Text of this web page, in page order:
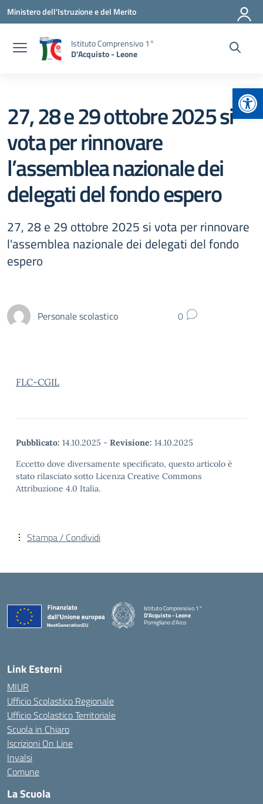
Vai ai contenuti
Vai al menu di navigazione
Vai al footer
Ministero dell'Istruzione e del Merito
Istituto Comprensivo 1°
D'Acquisto - Leone
27, 28 e 29 ottobre 2025 si
vota per rinnovare
l’assemblea nazionale dei
delegati del fondo espero
27, 28 e 29 ottobre 2025 si vota per rinnovare
l'assemblea nazionale dei delegati del fondo
espero
Personale scolastico 0
FLC-CGIL
Pubblicato: 14.10.2025 - Revisione: 14.10.2025
Eccetto dove diversamente specificato, questo articolo è
stato rilasciato sotto Licenza Creative Commons
Attribuzione 4.0 Italia.
Stampa / Condividi
Istituto Comprensivo 1°
D'Acquisto - Leone
Pomigliano d'Arco
— Visita la pagina iniziale della scuola
Link Esterni
MIUR
Ufficio Scolastico Regionale
Ufficio Scolastico Territoriale
Scuola in Chiaro
Iscrizioni On Line
Invalsi
Comune
La Scuola